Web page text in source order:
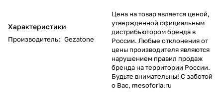
Характеристики
Производитель: Gezatone
Цена на товар является ценой,
утвержденной официальным
дистрибьютором бренда в
России. Любые отклонения от
цены производителя являются
нарушением правил продаж
бренда на территории России.
Будьте внимательны! С заботой
о Вас, mesoforia.ru